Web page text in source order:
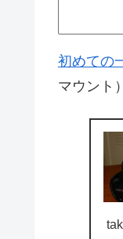
初めての
マウント